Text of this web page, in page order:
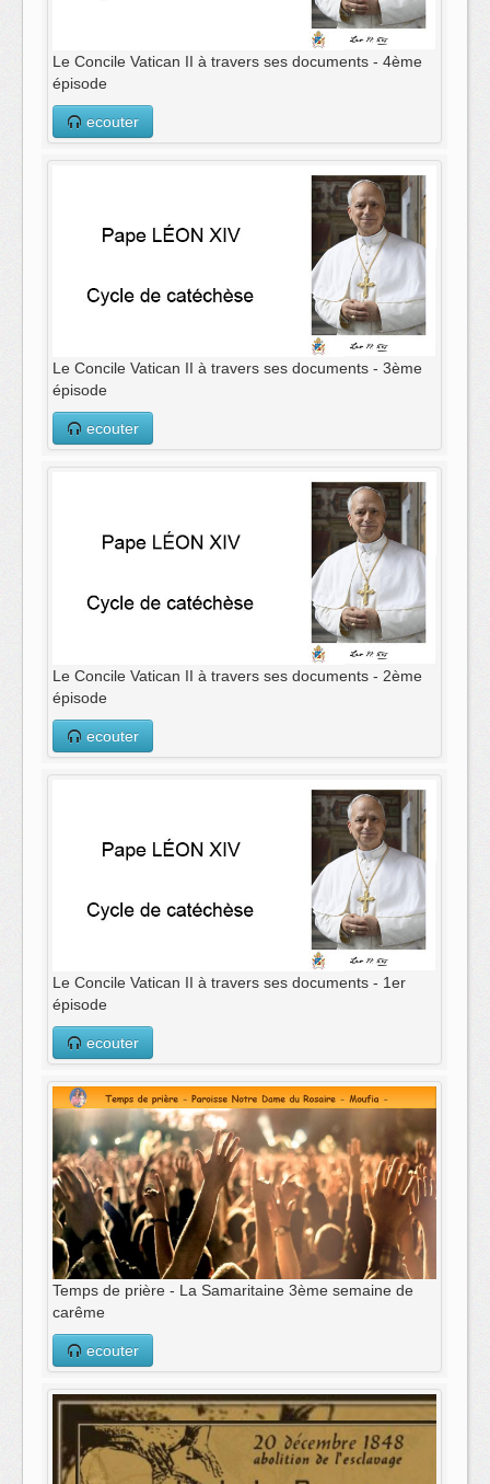
Le Concile Vatican II à travers ses documents - 4ème
épisode
ecouter
Le Concile Vatican II à travers ses documents - 3ème
épisode
ecouter
Le Concile Vatican II à travers ses documents - 2ème
épisode
ecouter
Le Concile Vatican II à travers ses documents - 1er
épisode
ecouter
Temps de prière - La Samaritaine 3ème semaine de
carême
ecouter